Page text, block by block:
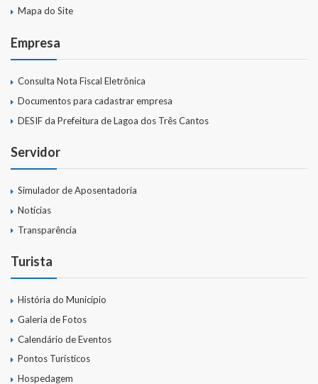
Mapa do Site
Empresa
Consulta Nota Fiscal Eletrônica
Documentos para cadastrar empresa
DESIF da Prefeitura de Lagoa dos Três Cantos
Servidor
Simulador de Aposentadoria
Notícias
Transparência
Turista
História do Município
Galeria de Fotos
Calendário de Eventos
Pontos Turísticos
Hospedagem